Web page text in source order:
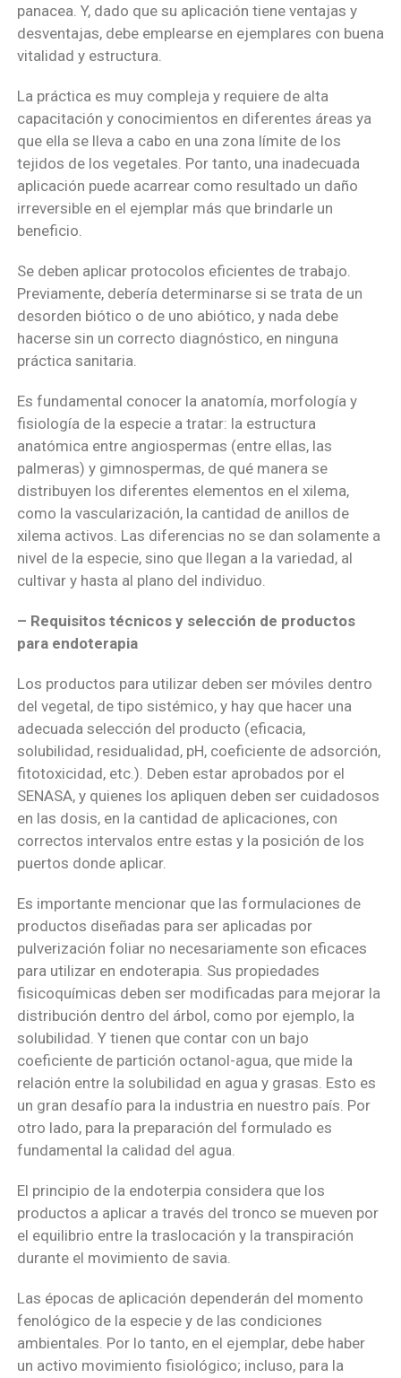
panacea. Y, dado que su aplicación tiene ventajas y
desventajas, debe emplearse en ejemplares con buena
vitalidad y estructura.
La práctica es muy compleja y requiere de alta
capacitación y conocimientos en diferentes áreas ya
que ella se lleva a cabo en una zona límite de los
tejidos de los vegetales. Por tanto, una inadecuada
aplicación puede acarrear como resultado un daño
irreversible en el ejemplar más que brindarle un
beneficio.
Se deben aplicar protocolos eficientes de trabajo.
Previamente, debería determinarse si se trata de un
desorden biótico o de uno abiótico, y nada debe
hacerse sin un correcto diagnóstico, en ninguna
práctica sanitaria.
Es fundamental conocer la anatomía, morfología y
fisiología de la especie a tratar: la estructura
anatómica entre angiospermas (entre ellas, las
palmeras) y gimnospermas, de qué manera se
distribuyen los diferentes elementos en el xilema,
como la vascularización, la cantidad de anillos de
xilema activos. Las diferencias no se dan solamente a
nivel de la especie, sino que llegan a la variedad, al
cultivar y hasta al plano del individuo.
– Requisitos técnicos y selección de productos
para endoterapia
Los productos para utilizar deben ser móviles dentro
del vegetal, de tipo sistémico, y hay que hacer una
adecuada selección del producto (eficacia,
solubilidad, residualidad, pH, coeficiente de adsorción,
fitotoxicidad, etc.). Deben estar aprobados por el
SENASA, y quienes los apliquen deben ser cuidadosos
en las dosis, en la cantidad de aplicaciones, con
correctos intervalos entre estas y la posición de los
puertos donde aplicar.
Es importante mencionar que las formulaciones de
productos diseñadas para ser aplicadas por
pulverización foliar no necesariamente son eficaces
para utilizar en endoterapia. Sus propiedades
fisicoquímicas deben ser modificadas para mejorar la
distribución dentro del árbol, como por ejemplo, la
solubilidad. Y tienen que contar con un bajo
coeficiente de partición octanol-agua, que mide la
relación entre la solubilidad en agua y grasas. Esto es
un gran desafío para la industria en nuestro país. Por
otro lado, para la preparación del formulado es
fundamental la calidad del agua.
El principio de la endoterpia considera que los
productos a aplicar a través del tronco se mueven por
el equilibrio entre la traslocación y la transpiración
durante el movimiento de savia.
Las épocas de aplicación dependerán del momento
fenológico de la especie y de las condiciones
ambientales. Por lo tanto, en el ejemplar, debe haber
un activo movimiento fisiológico; incluso, para la